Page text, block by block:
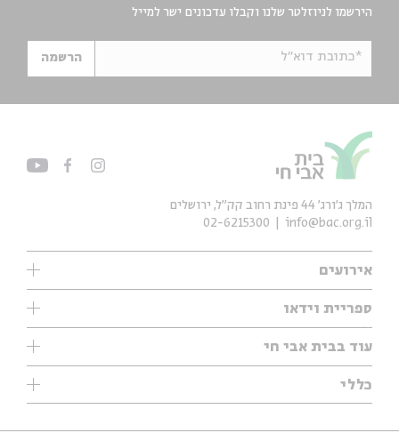
הירשמו לניוזלטר שלנו וקבלו עדכונים ישר למייל
*כתובת דוא"ל הרשמה
אירועים
עיון
אנגלית
נוער
ספריית וידאו
ילדים
מוזיקה
עיון
מיוחדים
עוד בבית אבי חי
תערוכות
מיוחדים
כללי
אודות
המלך ג'ורג' 44 פינת רחוב קק״ל, ירושלים
info@bac.org.il
02-6215300